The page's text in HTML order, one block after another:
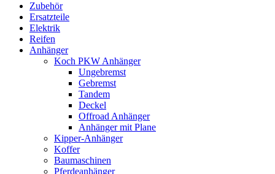
Zubehör
Ersatzteile
Elektrik
Reifen
Anhänger
Koch PKW Anhänger
Ungebremst
Gebremst
Tandem
Deckel
Offroad Anhänger
Anhänger mit Plane
Kipper-Anhänger
Koffer
Baumaschinen
Pferdeanhänger